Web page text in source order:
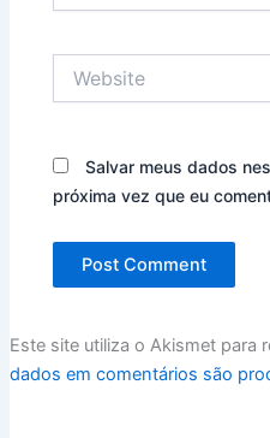
Salvar meus dados
próxima vez que eu
Este site utiliza o Akismet para
dados em comentários são